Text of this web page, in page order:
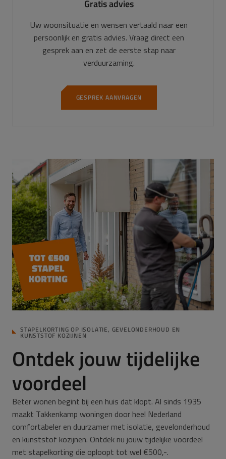
Gratis advies
Uw woonsituatie en wensen vertaald naar een
persoonlijk en gratis advies. Vraag direct een
gesprek aan en zet de eerste stap naar
verduurzaming.
GESPREK AANVRAGEN
STAPELKORTING OP ISOLATIE, GEVELONDERHOUD EN
KUNSTSTOF KOZIJNEN
Ontdek jouw tijdelijke
voordeel
Beter wonen begint bij een huis dat klopt. Al sinds 1935
maakt Takkenkamp woningen door heel Nederland
comfortabeler en duurzamer met isolatie, gevelonderhoud
en kunststof kozijnen. Ontdek nu jouw tijdelijke voordeel
met stapelkorting die oploopt tot wel €500,-.